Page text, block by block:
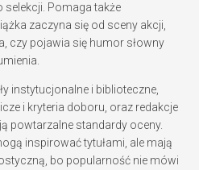
selekcji. Pomaga także
zaczyna się od sceny akcji,
czy pojawia się humor słowny
instytucjonalne i biblioteczne,
i kryteria doboru, oraz redakcje
powtarzalne standardy oceny.
inspirować tytułami, ale mają
bo popularność nie mówi